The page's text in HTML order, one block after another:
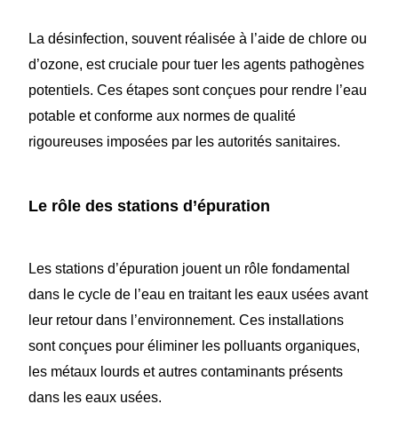
La désinfection, souvent réalisée à l’aide de chlore ou
d’ozone, est cruciale pour tuer les agents pathogènes
potentiels. Ces étapes sont conçues pour rendre l’eau
potable et conforme aux normes de qualité
rigoureuses imposées par les autorités sanitaires.
Le rôle des stations d’épuration
Les stations d’épuration jouent un rôle fondamental
dans le cycle de l’eau en traitant les eaux usées avant
leur retour dans l’environnement. Ces installations
sont conçues pour éliminer les polluants organiques,
les métaux lourds et autres contaminants présents
dans les eaux usées.